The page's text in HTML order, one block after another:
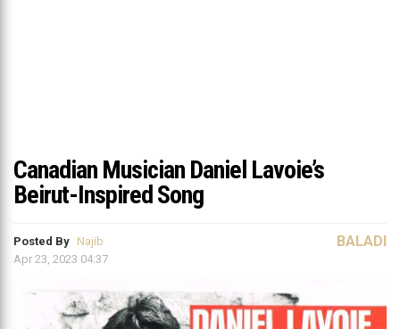
Canadian Musician Daniel Lavoie’s
Beirut-Inspired Song
Posted By Najib
Apr 23, 2023 04:37
BALADI